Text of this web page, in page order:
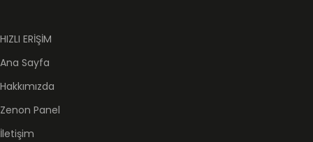
HIZLI ERİŞİM
Ana Sayfa
Hakkımızda
Zenon Panel
İletişim